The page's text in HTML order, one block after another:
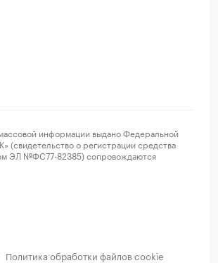
информации выдано Федеральной
(свидетельство о регистрации средства
ЭЛ №ФС77-82385) сопровождаются
Политика обработки файлов cookie